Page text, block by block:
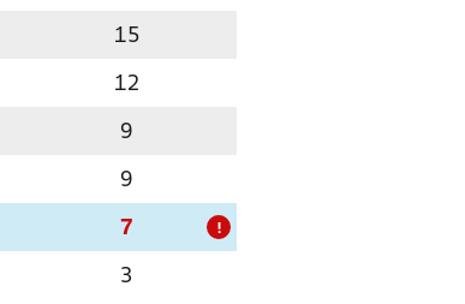
15
12
9
9
7 !
3